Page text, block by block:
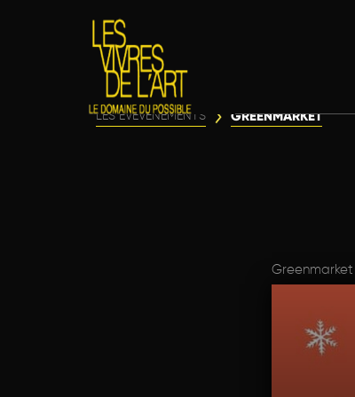
LES ÉVÈVENEMENTS GREENMARKET
Greenmarket